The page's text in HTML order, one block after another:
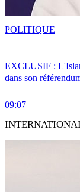
EXCLUSIF :
dans son
09:07
POLITIQUE